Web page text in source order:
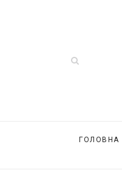
ГОЛОВНА